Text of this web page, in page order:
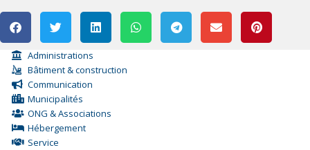
Administrations
Bâtiment & construction
Communication
Municipalités
ONG & Associations
Hébergement
Service